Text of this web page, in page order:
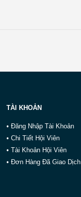
TÀI KHOẢN
• Đăng Nhập Tài Khoản
• Chi Tiết Hội Viên
• Tài Khoản Hội Viên
• Đơn Hàng Đã Giao Dịch